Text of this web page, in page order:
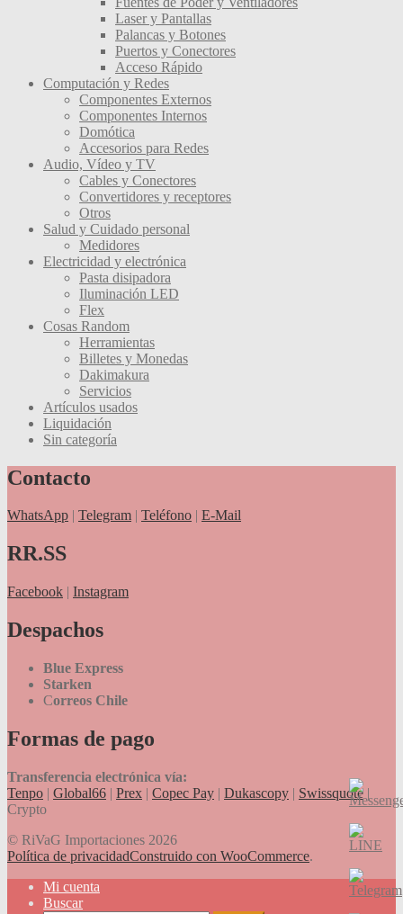
Laser y Pantallas
Palancas y Botones
Puertos y Conectores
Acceso Rápido
Computación y Redes
Componentes Externos
Componentes Internos
Domótica
Accesorios para Redes
Audio, Vídeo y TV
Cables y Conectores
Convertidores y receptores
Otros
Salud y Cuidado personal
Medidores
Electricidad y electrónica
Pasta disipadora
Iluminación LED
Flex
Cosas Random
Herramientas
Billetes y Monedas
Dakimakura
Servicios
Artículos usados
Liquidación
Sin categoría
Contacto
WhatsApp | Telegram | Teléfono | E-Mail
RR.SS
Facebook | Instagram
Despachos
Blue Express
Starken
Correos Chile
Formas de pago
Transferencia electrónica vía:
Tenpo | Global66 | Prex | Copec Pay | Dukascopy | Swissquote |
Crypto
© RiVaG Importaciones 2026
Política de privacidadConstruido con WooCommerce.
Mi cuenta
Buscar